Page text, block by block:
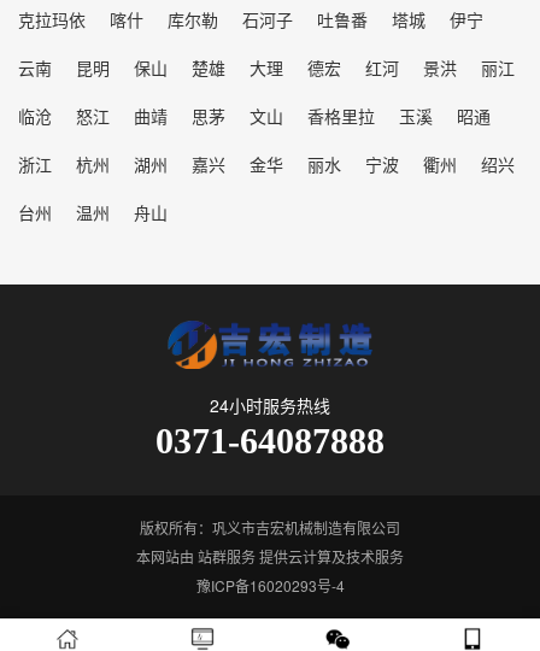
克拉玛依
喀什 库尔勒 石河子 吐鲁番 塔城
伊宁
云南
昆明 保山 楚雄 大理 德宏 红河 景洪
丽江
临沧
怒江 曲靖 思茅 文山 香格里拉 玉溪
昭通
浙江
杭州 湖州 嘉兴 金华 丽水 宁波 衢州
绍兴
台州
温州 舟山
24小时服务热线
0371-64087888
版权所有：巩义市吉宏机械制造有限公司
本网站由 站群服务提供云计算及技术服务
豫ICP备16020293号-4